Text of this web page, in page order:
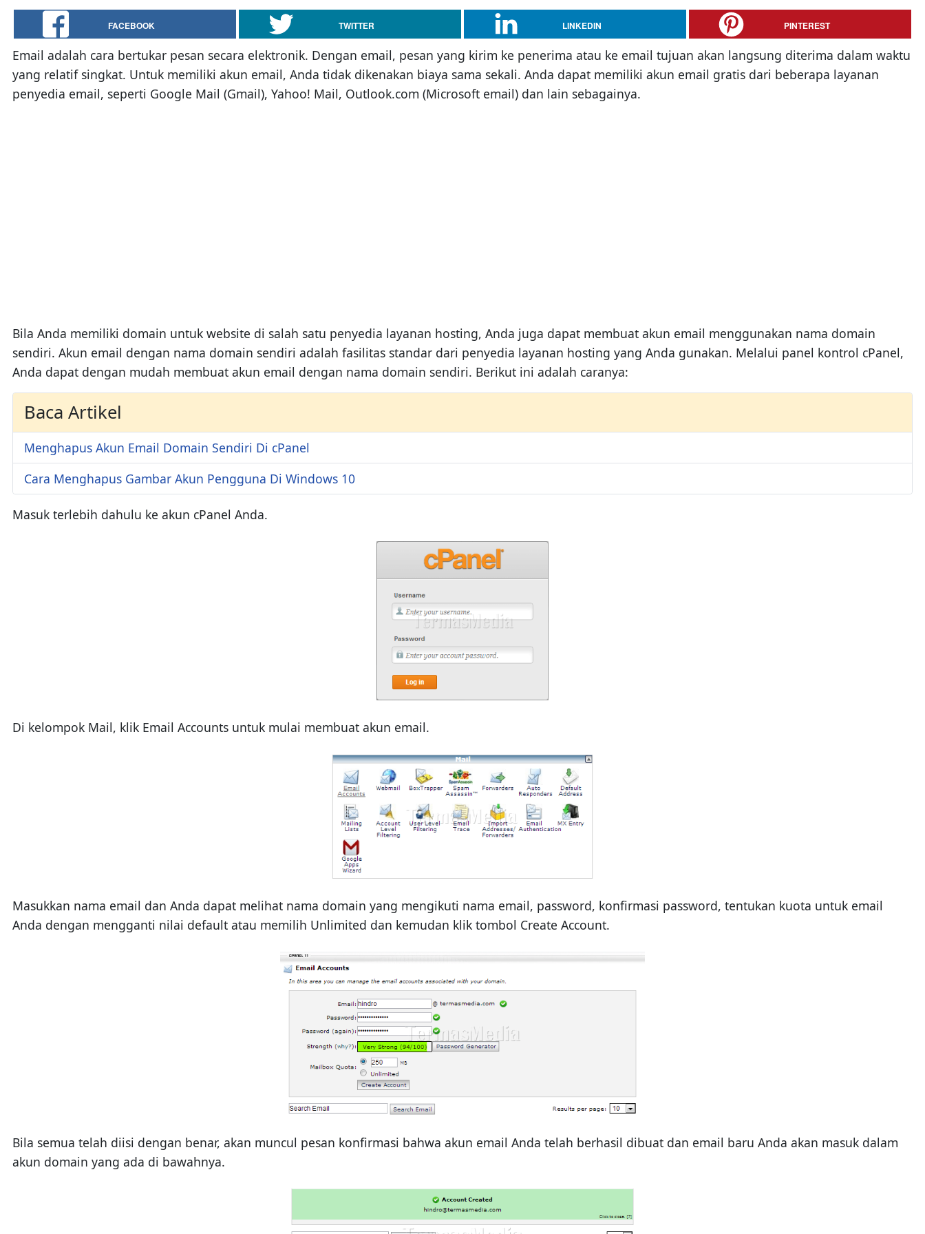
FACEBOOK TWITTER LINKEDIN PINTEREST
Email adalah cara bertukar pesan secara elektronik. Dengan email, pesan yang kirim ke penerima atau ke email tujuan akan langsung diterima dalam waktu
yang relatif singkat. Untuk memiliki akun email, Anda tidak dikenakan biaya sama sekali. Anda dapat memiliki akun email gratis dari beberapa layanan
penyedia email, seperti Google Mail (Gmail), Yahoo! Mail, Outlook.com (Microsoft email) dan lain sebagainya.
Bila Anda memiliki domain untuk website di salah satu penyedia layanan hosting, Anda juga dapat membuat akun email menggunakan nama domain
sendiri. Akun email dengan nama domain sendiri adalah fasilitas standar dari penyedia layanan hosting yang Anda gunakan. Melalui panel kontrol cPanel,
Anda dapat dengan mudah membuat akun email dengan nama domain sendiri. Berikut ini adalah caranya:
Baca Artikel
Menghapus Akun Email Domain Sendiri Di cPanel
Cara Menghapus Gambar Akun Pengguna Di Windows 10
Masuk terlebih dahulu ke akun cPanel Anda.
Di kelompok Mail, klik Email Accounts untuk mulai membuat akun email.
Masukkan nama email dan Anda dapat melihat nama domain yang mengikuti nama email, password, konfirmasi password, tentukan kuota untuk email
Anda dengan mengganti nilai default atau memilih Unlimited dan kemudan klik tombol Create Account.
Bila semua telah diisi dengan benar, akan muncul pesan konfirmasi bahwa akun email Anda telah berhasil dibuat dan email baru Anda akan masuk dalam
akun domain yang ada di bawahnya.